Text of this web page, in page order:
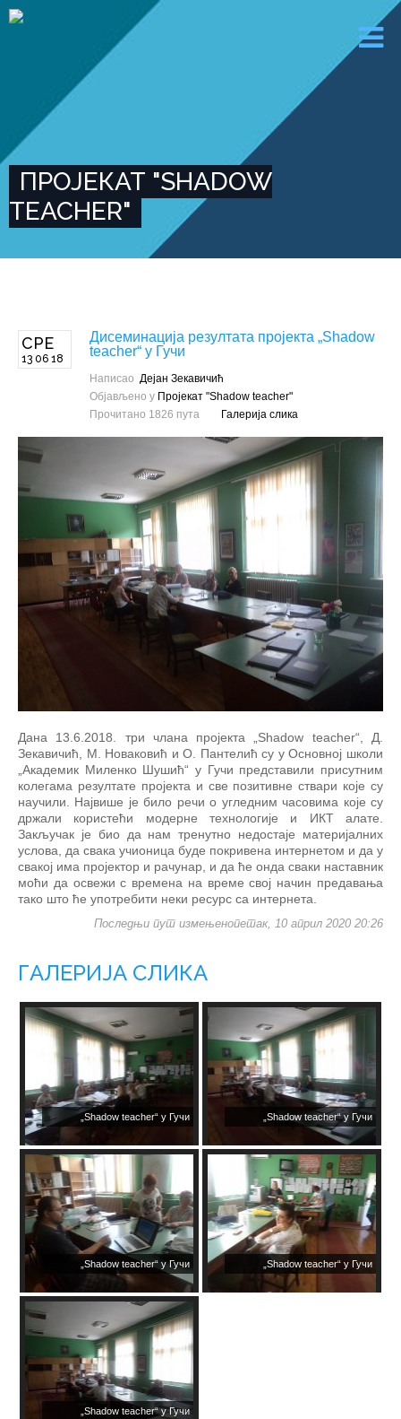
ПРОЈЕКАТ "SHADOW
TEACHER"
СРЕ
13 06 18
Дисеминација резултата пројекта „Shadow
teacher“ у Гучи
Написао Дејан Зекавичић
Објављено у Пројекат "Shadow teacher"
Прочитано 1826 пута
Галерија слика
Дана 13.6.2018. три члана пројекта „Shadow teacher“, Д.
Зекавичић, М. Новаковић и О. Пантелић су у Основној школи
„Академик Миленко Шушић“ у Гучи представили присутним
колегама резултате пројекта и све позитивне ствари које су
научили. Највише је било речи о угледним часовима које су
држали користећи модерне технологије и ИКТ алате.
Закључак је био да нам тренутно недостаје материјалних
услова, да свака учионица буде покривена интернетом и да у
свакој има пројектор и рачунар, и да ће онда сваки наставник
моћи да освежи с времена на време свој начин предавања
тако што ће употребити неки ресурс са интернета.
Последњи пут измењенопетак, 10 април 2020 20:26
ГАЛЕРИЈА СЛИКА
„Shadow teacher“ у Гучи „Shadow teacher“ у Гучи
„Shadow teacher“ у Гучи „Shadow teacher“ у Гучи
„Shadow teacher“ у Гучи